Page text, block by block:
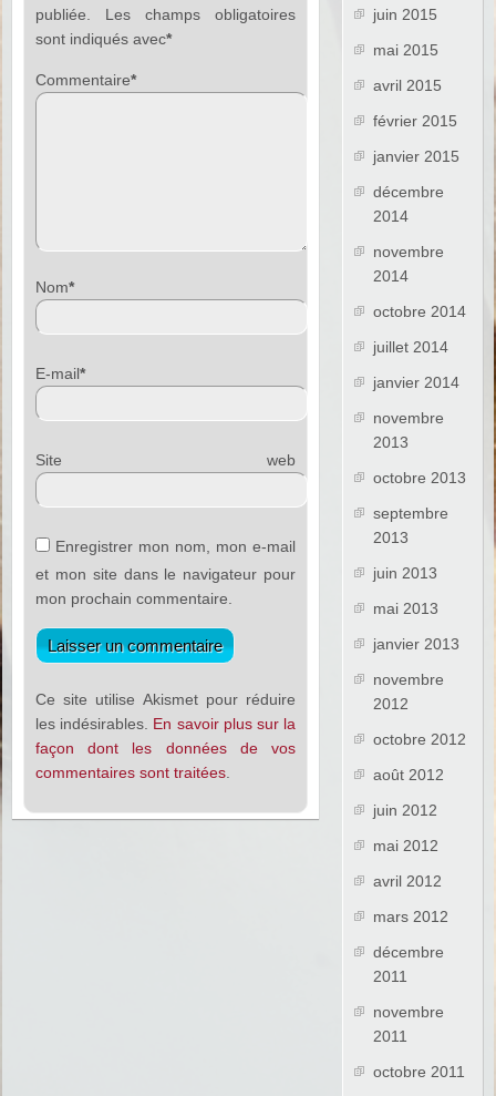
publiée.
Les champs obligatoires
sont indiqués avec*
Commentaire*
Nom*
E-mail*
Site web
Enregistrer mon nom, mon e-mail
et mon site dans le navigateur pour
mon prochain commentaire.
Ce site utilise Akismet pour réduire
les indésirables. En savoir plus sur la
façon dont les données de vos
commentaires sont traitées
juin 2015
mai 2015
avril 2015
février 2015
janvier 2015
décembre
2014
novembre
2014
octobre 2014
juillet 2014
janvier 2014
novembre
2013
octobre 2013
septembre
2013
juin 2013
mai 2013
janvier 2013
novembre
2012
octobre 2012
août 2012
juin 2012
mai 2012
avril 2012
mars 2012
décembre
2011
novembre
2011
octobre 2011